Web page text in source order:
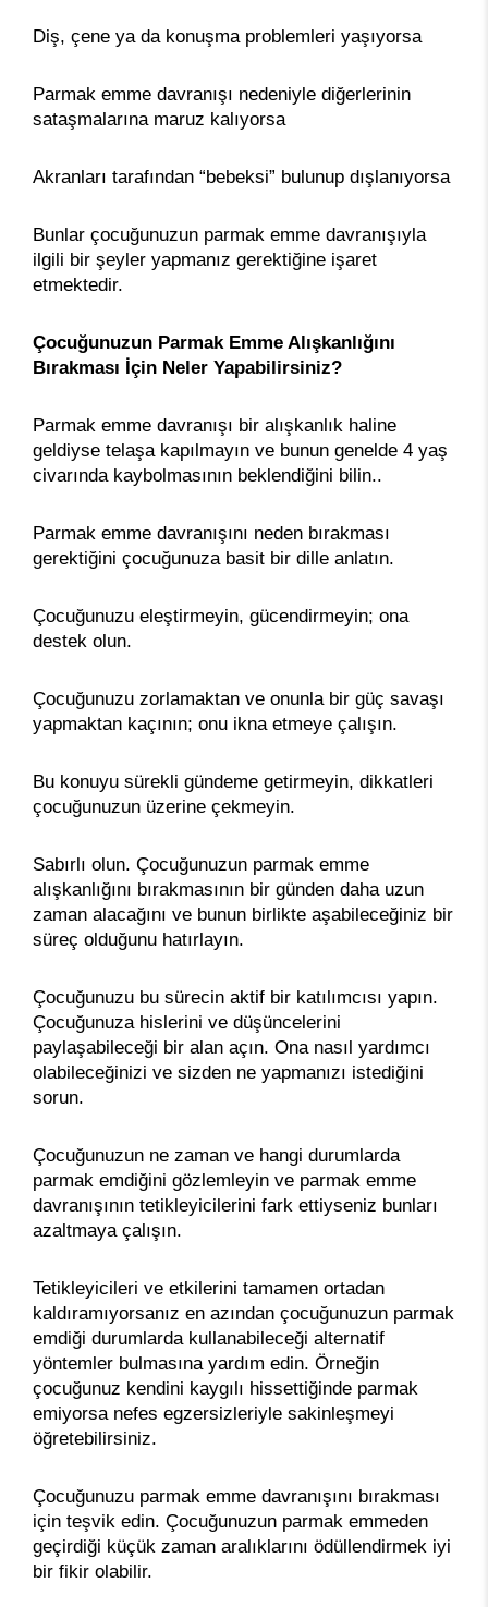
Diş, çene ya da konuşma problemleri yaşıyorsa
Parmak emme davranışı nedeniyle diğerlerinin
sataşmalarına maruz kalıyorsa
Akranları tarafından “bebeksi” bulunup dışlanıyorsa
Bunlar çocuğunuzun parmak emme davranışıyla
ilgili bir şeyler yapmanız gerektiğine işaret
etmektedir.
Çocuğunuzun Parmak Emme Alışkanlığını
Bırakması İçin Neler Yapabilirsiniz?
Parmak emme davranışı bir alışkanlık haline
geldiyse telaşa kapılmayın ve bunun genelde 4 yaş
civarında kaybolmasının beklendiğini bilin..
Parmak emme davranışını neden bırakması
gerektiğini çocuğunuza basit bir dille anlatın.
Çocuğunuzu eleştirmeyin, gücendirmeyin; ona
destek olun.
Çocuğunuzu zorlamaktan ve onunla bir güç savaşı
yapmaktan kaçının; onu ikna etmeye çalışın.
Bu konuyu sürekli gündeme getirmeyin, dikkatleri
çocuğunuzun üzerine çekmeyin.
Sabırlı olun. Çocuğunuzun parmak emme
alışkanlığını bırakmasının bir günden daha uzun
zaman alacağını ve bunun birlikte aşabileceğiniz bir
süreç olduğunu hatırlayın.
Çocuğunuzu bu sürecin aktif bir katılımcısı yapın.
Çocuğunuza hislerini ve düşüncelerini
paylaşabileceği bir alan açın. Ona nasıl yardımcı
olabileceğinizi ve sizden ne yapmanızı istediğini
sorun.
Çocuğunuzun ne zaman ve hangi durumlarda
parmak emdiğini gözlemleyin ve parmak emme
davranışının tetikleyicilerini fark ettiyseniz bunları
azaltmaya çalışın.
Tetikleyicileri ve etkilerini tamamen ortadan
kaldıramıyorsanız en azından çocuğunuzun parmak
emdiği durumlarda kullanabileceği alternatif
yöntemler bulmasına yardım edin. Örneğin
çocuğunuz kendini kaygılı hissettiğinde parmak
emiyorsa nefes egzersizleriyle sakinleşmeyi
öğretebilirsiniz.
Çocuğunuzu parmak emme davranışını bırakması
için teşvik edin. Çocuğunuzun parmak emmeden
geçirdiği küçük zaman aralıklarını ödüllendirmek iyi
bir fikir olabilir.